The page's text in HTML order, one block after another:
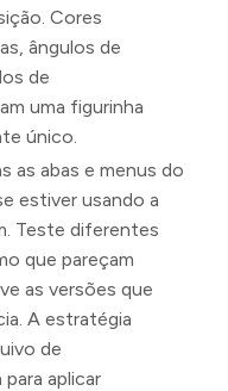
Cores
ângulos de
de
uma figurinha
único.
as abas e menus do
estiver usando a
Teste diferentes
que pareçam
as versões que
A estratégia
de
aplicar